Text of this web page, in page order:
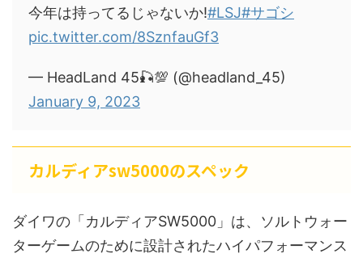
今年は持ってるじゃないか!#LSJ#サゴシ
pic.twitter.com/8SznfauGf3
— HeadLand 45🎣💯 (@headland_45)
January 9, 2023
カルディアsw5000のスペック
ダイワの「カルディアSW5000」は、ソルトウォー
ターゲームのために設計されたハイパフォーマンス